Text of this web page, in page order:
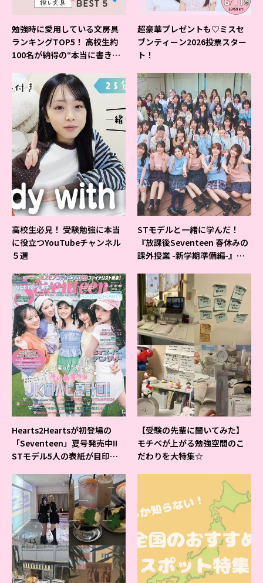
勉強時に愛用している文房具
ランキングTOP5！ 高校生約
100名が納得の“本当に書きや
超豪華プレゼントも♡ミスセ
ブンティーン2026投票スター
ト！
高校生必見！ 受験勉強に本当
に役立つYouTubeチャンネル
５選
STモデルと一緒に学んだ！
『放課後Seventeen 春休みの
課外授業 -新学期準備編-』イ
Hearts2Heartsが初登場の
「Seventeen」夏号発売中!!
STモデル5人の表紙が目印だ
【受験の先輩に聞いてみた】
モチベが上がる勉強空間のこ
だわりを大特集☆